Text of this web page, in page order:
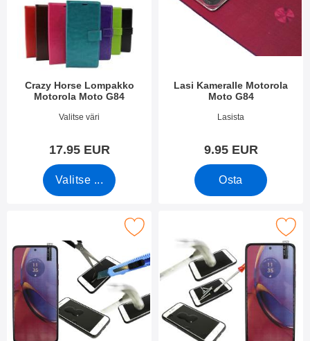
Crazy Horse Lompakko
Motorola Moto G84
Tuote.nro 49665
Valitse väri
17.95 EUR
Valitse ...
Lasi Kameralle Motorola
Moto G84
Tuote.nro 49676
Lasista
9.95 EUR
Osta
karkaistusta lasista Motorola Moto G84 suosikiksi
Merkitse full Frame Karkaistusta